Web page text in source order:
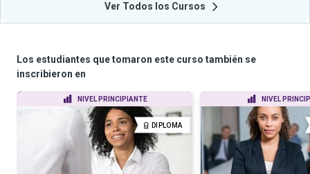
Ver Todos los Cursos
Los estudiantes que tomaron este curso también se
inscribieron en
NIVEL PRINCIPIANTE
DIPLOMA
NIVEL